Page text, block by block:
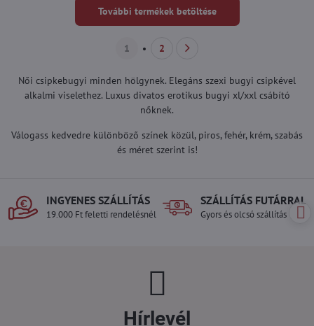
További termékek betöltése
1 2
Női csipkebugyi minden hölgynek. Elegáns szexi bugyi csipkével
alkalmi viselethez. Luxus divatos erotikus bugyi xl/xxl csábító
nőknek.
Válogass kedvedre különböző színek közül, piros, fehér, krém, szabás
és méret szerint is!
INGYENES SZÁLLÍTÁS
19.000 Ft feletti rendelésnél
SZÁLLÍTÁS FUTÁRRAL
Gyors és olcsó szállítás
Hírlevél